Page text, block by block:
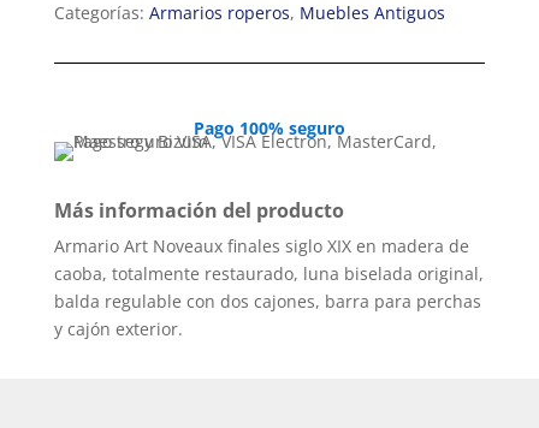
Categorías: Armarios roperos, Muebles Antiguos
Pago 100% seguro
Más información del producto
Armario Art Noveaux finales siglo XIX en madera de
caoba, totalmente restaurado, luna biselada original,
balda regulable con dos cajones, barra para perchas
y cajón exterior.